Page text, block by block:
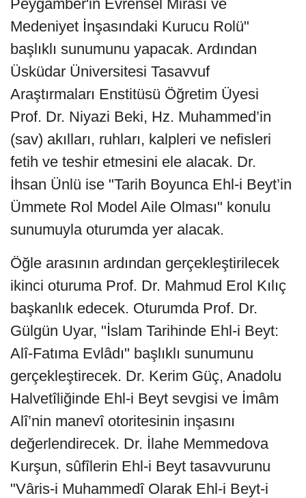
Peygamber'in Evrensel Mirası ve
Medeniyet İnşasındaki Kurucu Rolü"
başlıklı sunumunu yapacak. Ardından
Üsküdar Üniversitesi Tasavvuf
Araştırmaları Enstitüsü Öğretim Üyesi
Prof. Dr. Niyazi Beki, Hz. Muhammed’in
(sav) akılları, ruhları, kalpleri ve nefisleri
fetih ve teshir etmesini ele alacak. Dr.
İhsan Ünlü ise "Tarih Boyunca Ehl-i Beyt’in
Ümmete Rol Model Aile Olması" konulu
sunumuyla oturumda yer alacak.
Öğle arasının ardından gerçekleştirilecek
ikinci oturuma Prof. Dr. Mahmud Erol Kılıç
başkanlık edecek. Oturumda Prof. Dr.
Gülgün Uyar, "İslam Tarihinde Ehl-i Beyt:
Alî-Fatıma Evlâdı" başlıklı sunumunu
gerçekleştirecek. Dr. Kerim Güç, Anadolu
Halvetîliğinde Ehl-i Beyt sevgisi ve İmâm
Alî’nin manevî otoritesinin inşasını
değerlendirecek. Dr. İlahe Memmedova
Kurşun, sûfîlerin Ehl-i Beyt tasavvurunu
"Vâris-i Muhammedî Olarak Ehl-i Beyt-i